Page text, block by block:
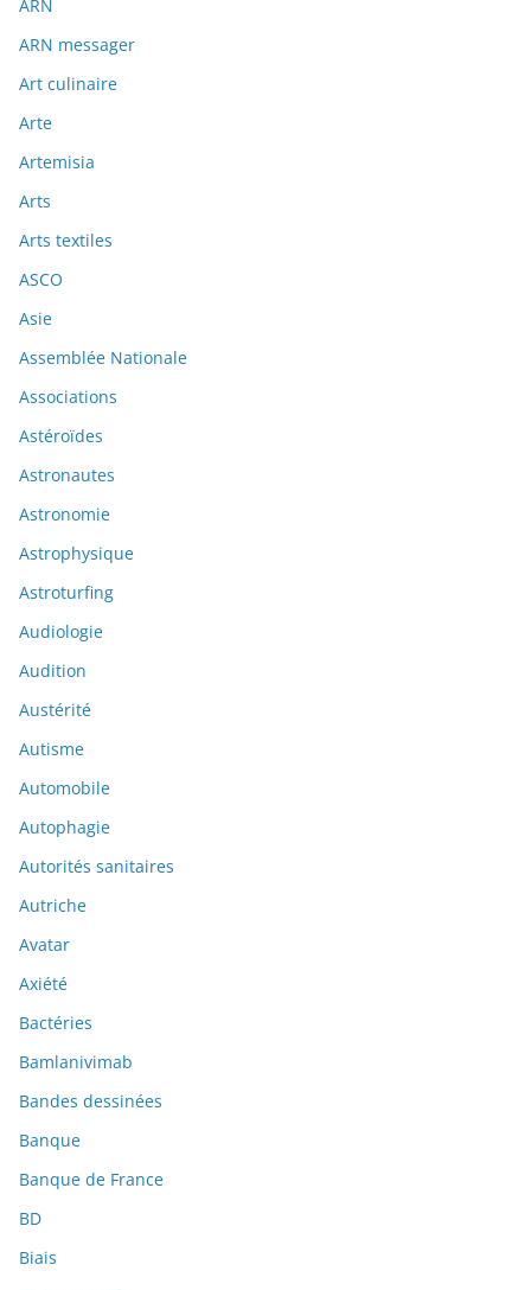
ARN
ARN messager
Art culinaire
Arte
Artemisia
Arts
Arts textiles
ASCO
Asie
Assemblée Nationale
Associations
Astéroïdes
Astronautes
Astronomie
Astrophysique
Astroturfing
Audiologie
Audition
Austérité
Autisme
Automobile
Autophagie
Autorités sanitaires
Autriche
Avatar
Axiété
Bactéries
Bamlanivimab
Bandes dessinées
Banque
Banque de France
BD
Biais